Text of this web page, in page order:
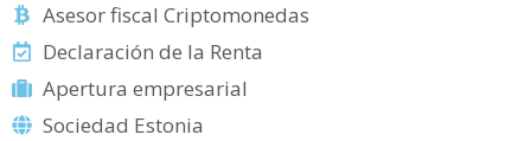
Asesor fiscal Criptomonedas
Declaración de la Renta
Apertura empresarial
Sociedad Estonia